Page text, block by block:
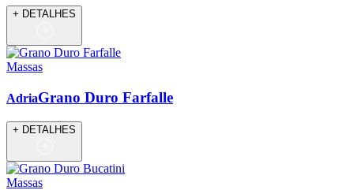
+ DETALHES
Massas
AdriaGrano Duro Farfalle
+ DETALHES
Massas